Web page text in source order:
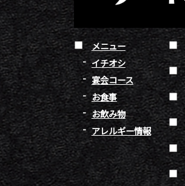
メニュー
イチオシ
宴会コース
お食事
お飲み物
アレルギー情報